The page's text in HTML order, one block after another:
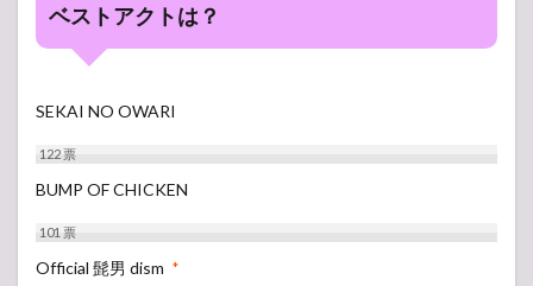
ベストアクトは？
SEKAI NO OWARI
122票
BUMP OF CHICKEN
101票
Official 髭男 dism *